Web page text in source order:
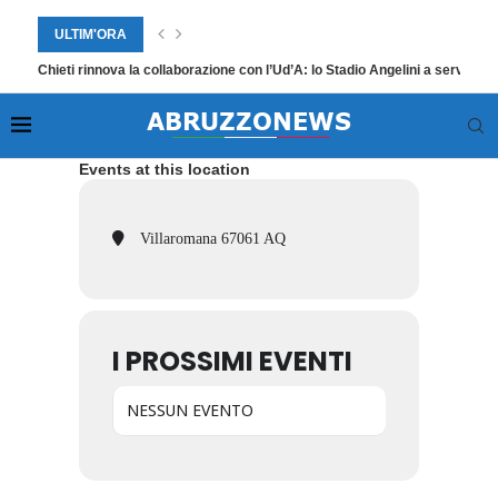
ULTIM'ORA
Chieti rinnova la collaborazione con l’Ud’A: lo Stadio Angelini a servizio
Events at this location
Villaromana 67061 AQ
I PROSSIMI EVENTI
NESSUN EVENTO